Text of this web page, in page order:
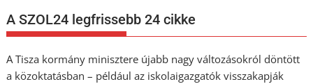
A SZOL24 legfrissebb 24 cikke
A Tisza kormány minisztere újabb nagy változásokról döntött
a közoktatásban – például az iskolaigazgatók visszakapják